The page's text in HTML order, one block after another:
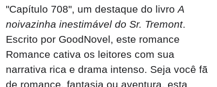
"Capítulo 708", um destaque do livroA
noivazinha inestimável do Sr. Tremont.
Escrito por GoodNovel, este romance
Romance cativa os leitores com sua
narrativa rica e drama intenso. Seja você fã
de romance, fantasia ou aventura, esta